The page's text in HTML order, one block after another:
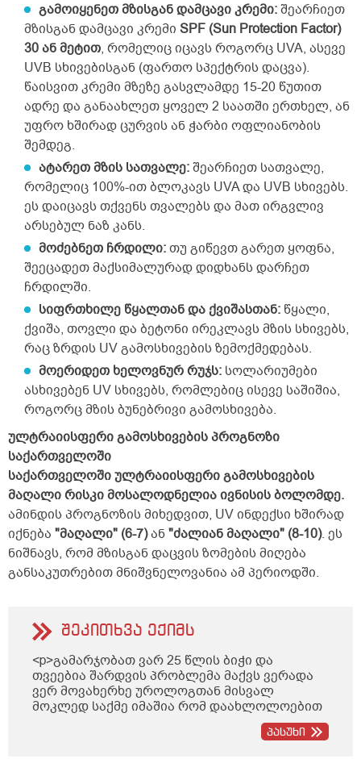
გამოიყენეთ მზისგან დამცავი კრემი:შეარჩიეთ
მზისგან დამცავი კრემი SPF (Sun Protection Factor)
30 ან მეტით, რომელიც იცავს როგორც UVA, ასევე
UVB სხივებისგან (ფართო სპექტრის დაცვა).
წაისვით კრემი მზეზე გასვლამდე 15-20 წუთით
ადრე და განაახლეთ ყოველ 2 საათში ერთხელ, ან
უფრო ხშირად ცურვის ან ჭარბი ოფლიანობის
შემდეგ.
ატარეთ მზის სათვალე:შეარჩიეთ სათვალე,
რომელიც 100%-ით ბლოკავს UVA და UVB სხივებს.
ეს დაიცავს თქვენს თვალებს და მათ ირგვლივ
არსებულ ნაზ კანს.
მოძებნეთ ჩრდილი:თუ გიწევთ გარეთ ყოფნა,
შეეცადეთ მაქსიმალურად დიდხანს დარჩეთ
ჩრდილში.
სიფრთხილე წყალთან და ქვიშასთან: წყალი,
ქვიშა, თოვლი და ბეტონი ირეკლავს მზის სხივებს,
რაც ზრდის UV გამოსხივების ზემოქმედებას.
მოერიდეთ ხელოვნურ რუჯს: სოლარიუმები
ასხივებენ UV სხივებს, რომლებიც ისევე საშიშია,
როგორც მზის ბუნებრივი გამოსხივება.
ულტრაიისფერი გამოსხივების პროგნოზი
საქართველოში
საქართველოში ულტრაიისფერი გამოსხივების
მაღალი რისკი მოსალოდნელია ივნისის ბოლომდე.
ამინდის პროგნოზის მიხედვით, UV ინდექსი ხშირად
იქნება "მაღალი" (6-7)ან"ძალიან მაღალი" (8-10). ეს
ნიშნავს, რომ მზისგან დაცვის ზომების მიღება
განსაკუთრებით მნიშვნელოვანია ამ პერიოდში.
შეკითხვა ექიმს
<p>გამარჯობათ ვარ 25 წლის ბიჭი და
თვეებია შარდვის პრობლემა მაქვს ვერადა
ვერ მოვახერხე უროლოგთან მისვალ
მოკლედ საქმე იმაშია რომ დაახლოლოებით
5 წუთში ზოგჯერ მეტი ადრეც ისევ მინდება
შარდვა ხან ცოტა გადმოდის ხან ბერვიპასუხი